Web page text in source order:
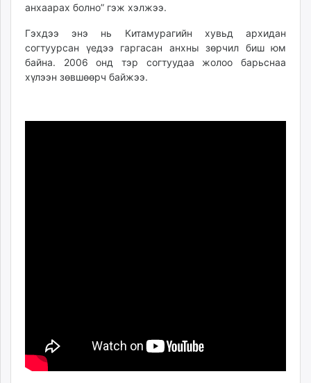
tac.mn
paparazzi.mn
анхаарах болно” гэж хэлжээ.
Гэхдээ энэ нь Китамурагийн хувьд архидан
согтуурсан үедээ гаргасан анхны зөрчил биш юм
байна. 2006 онд тэр согтуудаа жолоо барьснаа
хүлээн зөвшөөрч байжээ.